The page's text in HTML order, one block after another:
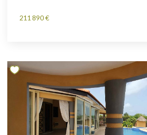
211 890 €